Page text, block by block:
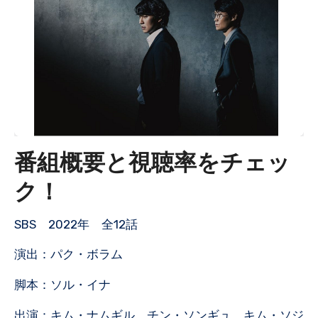
番組概要と視聴率をチェッ
ク！
SBS 2022年 全12話
演出：パク・ボラム
脚本：ソル・イナ
出演：キム・ナムギル チン・ソンギュ キム・ソジ